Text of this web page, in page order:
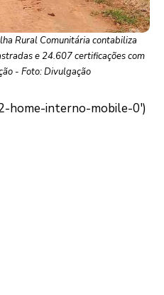
Rural Comunitária contabiliza
e 24.607 certificações com
- Foto: Divulgação